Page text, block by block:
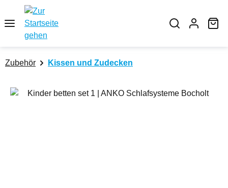
Zum Hauptinhalt springen
Zubehör Kissen und Zudecken
Bildergalerie überspringen